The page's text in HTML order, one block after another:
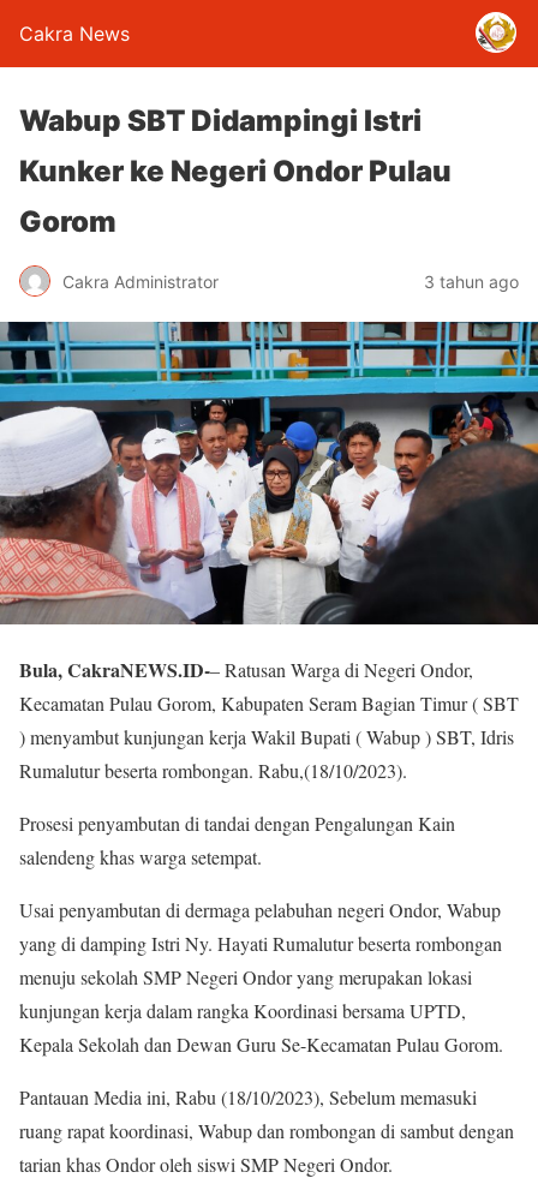
Cakra News
Wabup SBT Didampingi Istri
Kunker ke Negeri Ondor Pulau
Gorom
Cakra Administrator 3 tahun ago
Bula, CakraNEWS.ID-– Ratusan Warga di Negeri Ondor,
Kecamatan Pulau Gorom, Kabupaten Seram Bagian Timur ( SBT
) menyambut kunjungan kerja Wakil Bupati ( Wabup ) SBT, Idris
Rumalutur beserta rombongan. Rabu,(18/10/2023).
Prosesi penyambutan di tandai dengan Pengalungan Kain
salendeng khas warga setempat.
Usai penyambutan di dermaga pelabuhan negeri Ondor, Wabup
yang di damping Istri Ny. Hayati Rumalutur beserta rombongan
menuju sekolah SMP Negeri Ondor yang merupakan lokasi
kunjungan kerja dalam rangka Koordinasi bersama UPTD,
Kepala Sekolah dan Dewan Guru Se-Kecamatan Pulau Gorom.
Pantauan Media ini, Rabu (18/10/2023), Sebelum memasuki
ruang rapat koordinasi, Wabup dan rombongan di sambut dengan
tarian khas Ondor oleh siswi SMP Negeri Ondor.